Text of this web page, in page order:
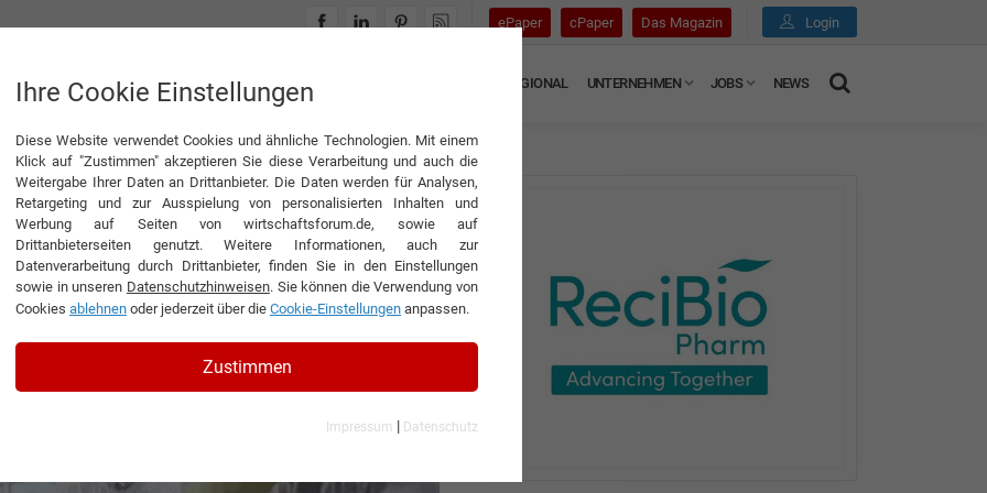
ePaper cPaper Das Magazin Login
INTERVIEWS REGIONAL UNTERNEHMEN JOBS NEWS
den Krebs
der Vibalogics GmbH
Ihre Cookie Einstellungen
Diese Website verwendet Cookies und ähnliche Technologien. Mit einem
Klick auf "Zustimmen" akzeptieren Sie diese Verarbeitung und auch die
Weitergabe Ihrer Daten an Drittanbieter. Die Daten werden für Analysen,
Retargeting und zur Ausspielung von personalisierten Inhalten und
Werbung auf Seiten von wirtschaftsforum.de, sowie auf
Drittanbieterseiten genutzt. Weitere Informationen, auch zur
Datenverarbeitung durch Drittanbieter, finden Sie in den Einstellungen
sowie in unseren Datenschutzhinweisen. Sie können die Verwendung von
Cookies ablehnen oder jederzeit über die Cookie-Einstellungen anpassen.
Zustimmen
Impressum | Datenschutz